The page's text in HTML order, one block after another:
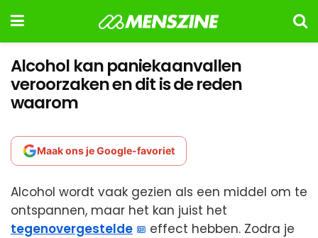
Alcohol kan paniekaanvallen
veroorzaken en dit is de reden
waarom
Maak ons je Google-favoriet
Alcohol wordt vaak gezien als een middel om te
ontspannen, maar het kan juist het
tegenovergestelde
effect hebben. Zodra je